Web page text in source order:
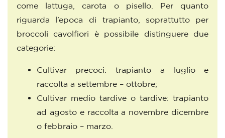
come lattuga, carota o pisello. Per quanto
riguarda l’epoca di trapianto, soprattutto per
broccoli cavolfiori è possibile distinguere due
categorie:
Cultivar precoci: trapianto a luglio e
raccolta a settembre – ottobre;
Cultivar medio tardive o tardive: trapianto
ad agosto e raccolta a novembre dicembre
o febbraio – marzo.